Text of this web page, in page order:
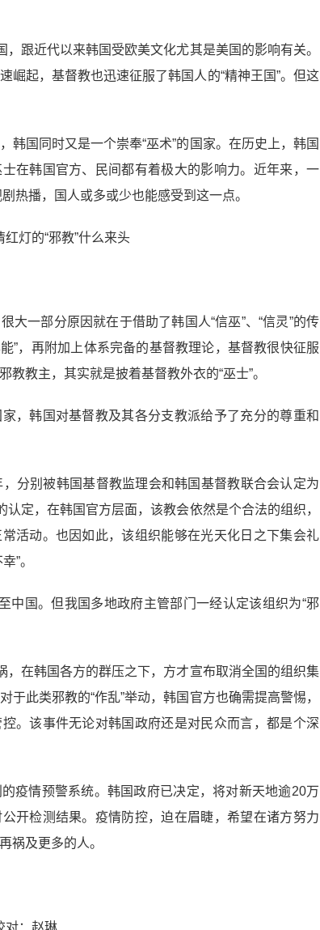
，跟近代以来韩国受欧美文化尤其是美国的影响有关。
崛起，基督教也迅速征服了韩国人的“精神王国”。但这
韩国同时又是一个崇奉“巫术”的国家。在历史上，韩国
在韩国官方、民间都有着极大的影响力。近年来，一
热播，国人或多或少也能感受到这一点。
大一部分原因就在于借助了韩国人“信巫”、“信灵”的传
”，再附加上体系完备的基督教理论，基督教很快征服
教教主，其实就是披着基督教外衣的“巫士”。
，韩国对基督教及其各分支教派给予了充分的尊重和
，分别被韩国基督教监理会和韩国基督教联合会认定为
认定，在韩国官方层面，该教会依然是个合法的组织，
活动。也因如此，该组织能够在光天化日之下集会礼
”。
中国。但我国多地政府主管部门一经认定该组织为“邪
，在韩国各方的群压之下，方才宣布取消全国的组织集
于此类邪教的“作乱”举动，韩国官方也确需提高警惕，
。该事件无论对韩国政府还是对民众而言，都是个深
疫情预警系统。韩国政府已决定，将对新天地逾20万
开检测结果。疫情防控，迫在眉睫，希望在诸方努力
祸及更多的人。
对：赵琳